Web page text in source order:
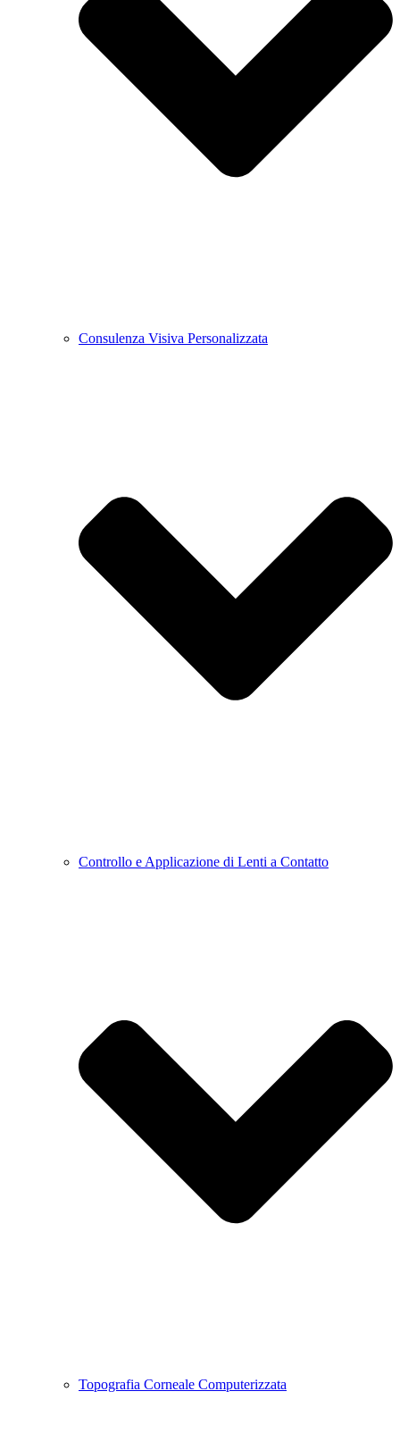
Consulenza Visiva Personalizzata
Controllo e Applicazione di Lenti a Contatto
Topografia Corneale Computerizzata